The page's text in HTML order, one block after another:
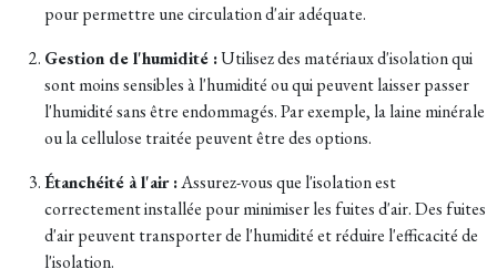
pour permettre une circulation d'air adéquate.
Gestion de l'humidité :Utilisez des matériaux d'isolation qui
sont moins sensibles à l'humidité ou qui peuvent laisser passer
l'humidité sans être endommagés. Par exemple, la laine minérale
ou la cellulose traitée peuvent être des options.
Étanchéité à l'air :Assurez-vous que l'isolation est
correctement installée pour minimiser les fuites d'air. Des fuites
d'air peuvent transporter de l'humidité et réduire l'efficacité de
l'isolation.